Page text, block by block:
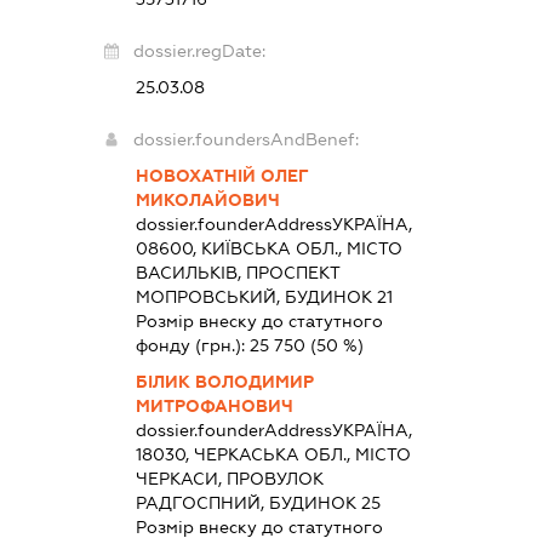
dossier.regDate:
25.03.08
dossier.foundersAndBenef:
НОВОХАТНІЙ ОЛЕГ
МИКОЛАЙОВИЧ
dossier.founderAddressУКРАЇНА,
08600, КИЇВСЬКА ОБЛ., МІСТО
ВАСИЛЬКІВ, ПРОСПЕКТ
МОПРОВСЬКИЙ, БУДИНОК 21
Розмір внеску до статутного
фонду (грн.): 25 750 (50 %)
БІЛИК ВОЛОДИМИР
МИТРОФАНОВИЧ
dossier.founderAddressУКРАЇНА,
18030, ЧЕРКАСЬКА ОБЛ., МІСТО
ЧЕРКАСИ, ПРОВУЛОК
РАДГОСПНИЙ, БУДИНОК 25
Розмір внеску до статутного